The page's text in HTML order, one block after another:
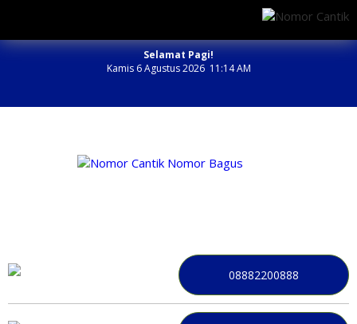
Selamat Pagi!
Kamis 6 Agustus 2026 11:14 AM
08882200888